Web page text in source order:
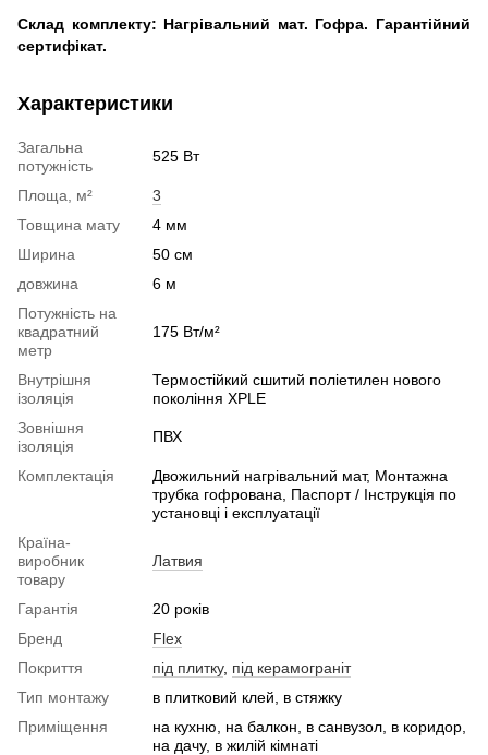
Склад комплекту: Нагрівальний мат. Гофра. Гарантійний
сертифікат.
Характеристики
Загальна
потужність
525 Вт
Площа, м²
3
Товщина мату
4 мм
Ширина
50 см
довжина
6 м
Потужність на
квадратний
метр
175 Вт/м²
Внутрішня
ізоляція
Термостійкий сшитий поліетилен нового
покоління XPLE
Зовнішня
ізоляція
ПВХ
Комплектація
Двожильний нагрівальний мат, Монтажна
трубка гофрована, Паспорт / Інструкція по
установці і експлуатації
Країна-
виробник
товару
Латвия
Гарантія
20 років
Бренд
Flex
Покриття
під плитку, під керамограніт
Тип монтажу
в плитковий клей, в стяжку
Приміщення
на кухню, на балкон, в санвузол, в коридор,
на дачу, в жилій кімнаті